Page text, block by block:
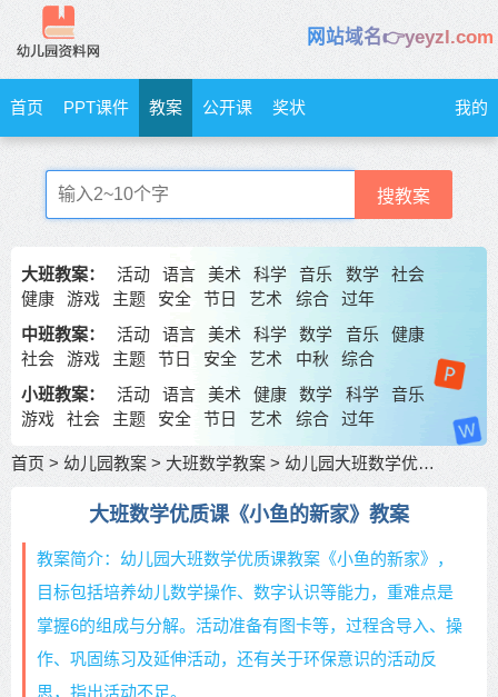
网站域名👉yeyzl.com
首页 PPT课件 教案 公开课 奖状 我的
搜教案
大班教案： 活动 语言 美术 科学 音乐 数学
社会
健康
游戏 主题 安全 节日 艺术 综合
过年
中班教案：
活动 语言 美术 科学 数学 音乐
健康
社会
游戏 主题 节日 安全 艺术 中秋
综合
小班教案：
活动 语言 美术 健康 数学 科学
音乐
游戏
社会 主题 安全 节日 艺术 综合 过年
首页 > 幼儿园教案 > 大班数学教案 > 幼儿园大班数学优质课教案《小鱼的新家》 包含反思
大班数学优质课《小鱼的新家》教案
教案简介：幼儿园大班数学优质课教案《小鱼的新家》，
目标包括培养幼儿数学操作、数字认识等能力，重难点是
掌握6的组成与分解。活动准备有图卡等，过程含导入、操
作、巩固练习及延伸活动，还有关于环保意识的活动反
思，指出活动不足。